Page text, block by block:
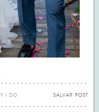
SALVAR POST
I DO